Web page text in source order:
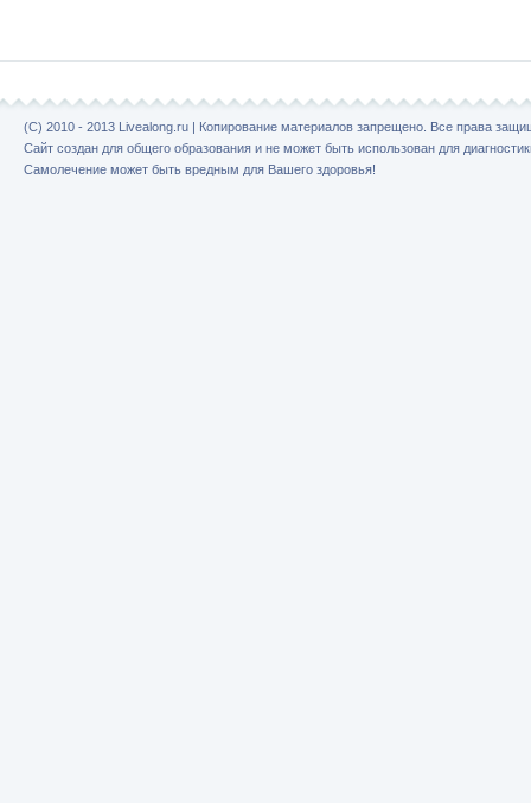
(C) 2010 - 2013 Livealong.ru | Копирование материалов запрещено. Все права
Сайт создан для общего образования и не может быть использован для
Самолечение может быть вредным для Вашего здоровья!